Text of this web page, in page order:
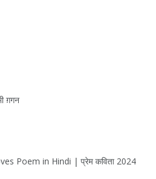
ग़गन
Poem in Hindi | प्रेम कविता 2024